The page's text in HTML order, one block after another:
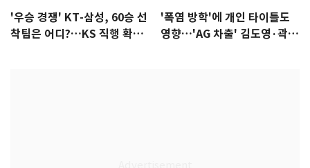
'우승 경쟁' KT-삼성, 60승 선
착팀은 어디?…KS 직행 확률
'폭염 방학'에 개인 타이틀도
영향…'AG 차출' 김도영·곽빈